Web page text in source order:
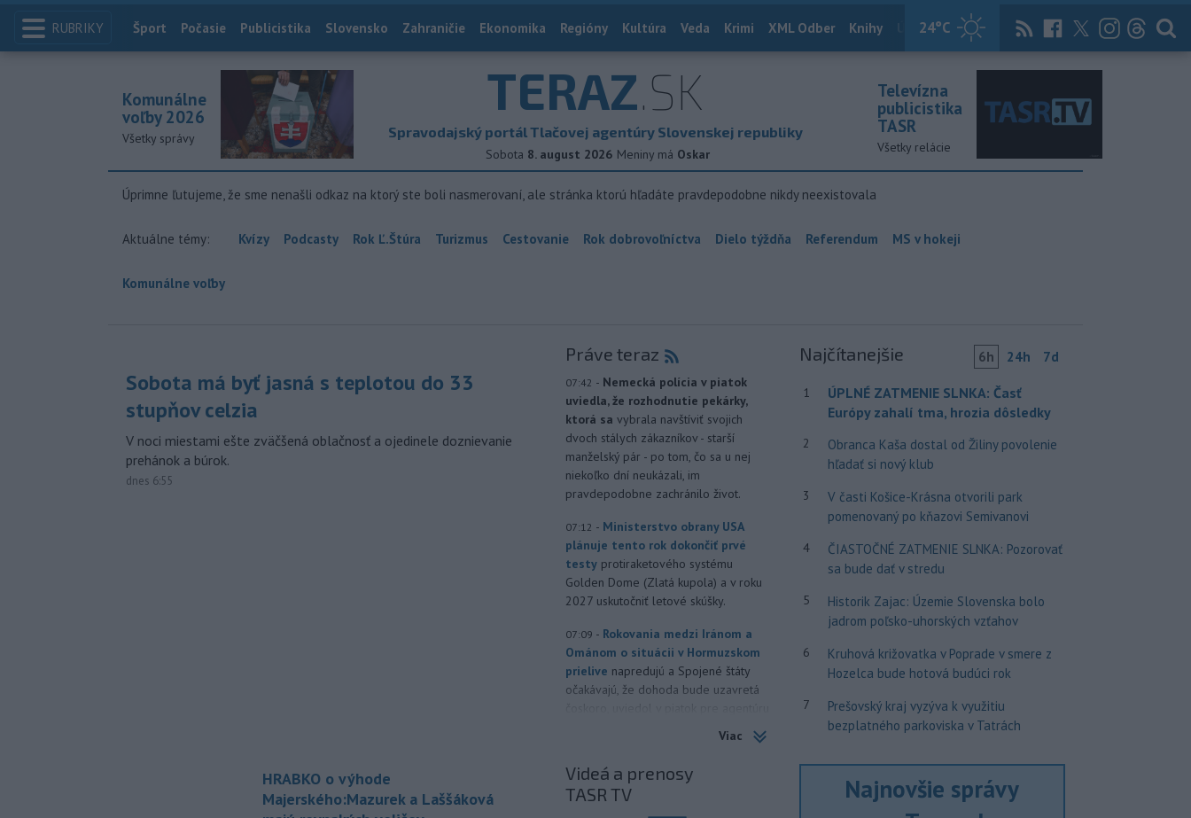
RUBRIKY 24°C
Index
Šport Počasie Publicistika Slovensko Zahraničie Ekonomika Regióny Kultúra Veda Krimi XML Odber Knihy Útulkovo Magazín News Now Archív
TERAZ.SK
Spravodajský portál Tlačovej agentúry Slovenskej republiky
Sobota 8. august 2026 Meniny má Oskar
Komunálne
voľby 2026
Všetky správy
Televízna
publicistika
TASR
Všetky relácie
Úprimne ľutujeme, že sme nenašli odkaz na ktorý ste boli nasmerovaní, ale stránka ktorú hľadáte pravdepodobne nikdy neexistovala
Aktuálne témy: Kvízy Podcasty Rok Ľ.Štúra Turizmus Cestovanie Rok dobrovoľníctva Dielo týždňa Referendum MS v hokeji
Komunálne voľby
Sobota má byť jasná s teplotou do 33
stupňov celzia
V noci miestami ešte zväčšená oblačnosť a ojedinele doznievanie
prehánok a búrok.
dnes 6:55
HRABKO o výhode
Majerského:Mazurek a Laššáková
Práve teraz
07:42 - Nemecká polícia v piatok
uviedla, že rozhodnutie pekárky,
ktorá sa vybrala navštíviť svojich
dvoch stálych zákazníkov - starší
manželský pár - po tom, čo sa u nej
niekoľko dní neukázali, im
pravdepodobne zachránilo život.
07:12 - Ministerstvo obrany USA
plánuje tento rok dokončiť prvé
testy protiraketového systému
Golden Dome (Zlatá kupola) a v roku
2027 uskutočniť letové skúšky.
07:09 - Rokovania medzi Iránom a
Ománom o situácii v Hormuzskom
prielive napredujú a Spojené štáty
očakávajú, že dohoda bude uzavretá
07:01 - Úrady vo východnej Číne v
sobotu zatvorili školy a mnohé
Viac
Videá a prenosy
TASR TV
Najčítanejšie 6h 24h 7d
1
ÚPLNÉ ZATMENIE SLNKA: Časť
Európy zahalí tma, hrozia dôsledky
2
Obranca Kaša dostal od Žiliny povolenie
hľadať si nový klub
3
V časti Košice-Krásna otvorili park
pomenovaný po kňazovi Semivanovi
4
ČIASTOČNÉ ZATMENIE SLNKA: Pozorovať
sa bude dať v stredu
5
Historik Zajac: Územie Slovenska bolo
jadrom poľsko-uhorských vzťahov
6
Kruhová križovatka v Poprade v smere z
Hozelca bude hotová budúci rok
7
Prešovský kraj vyzýva k využitiu
bezplatného parkoviska v Tatrách
Najnovšie správy